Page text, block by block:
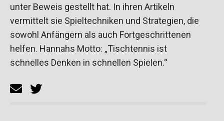
unter Beweis gestellt hat. In ihren Artikeln
vermittelt sie Spieltechniken und Strategien, die
sowohl Anfängern als auch Fortgeschrittenen
helfen. Hannahs Motto: „Tischtennis ist
schnelles Denken in schnellen Spielen.“